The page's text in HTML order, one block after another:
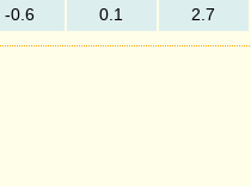
-0.6 0.1 2.7